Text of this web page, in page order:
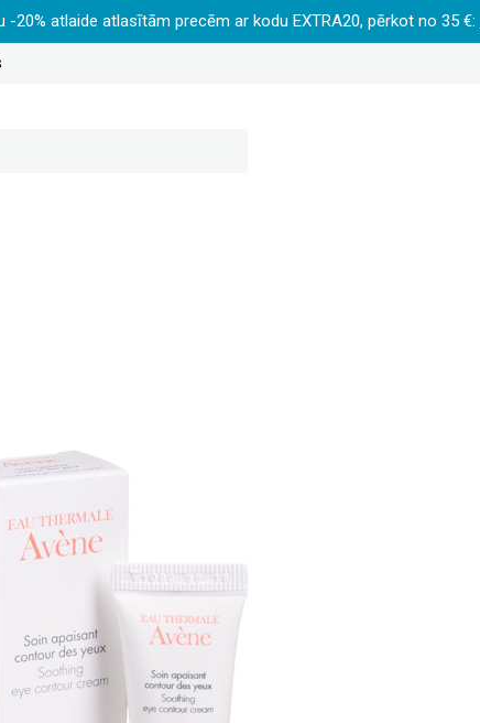
-20% atlaide atlasītām precēm ar kodu EXTRA20, pērkot no 35 €: